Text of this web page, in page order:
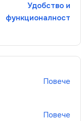
Удобство и
функционалност
Повече
Повече